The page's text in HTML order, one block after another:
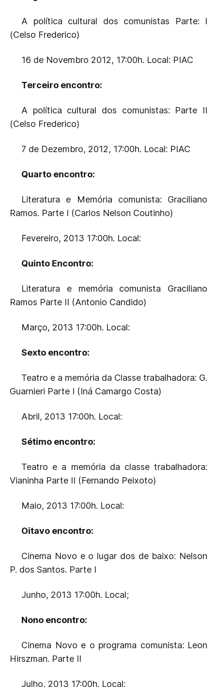
A política cultural dos comunistas Parte: I
(Celso Frederico)
16 de Novembro 2012, 17:00h. Local: PIAC
Terceiro encontro:
A política cultural dos comunistas: Parte II
(Celso Frederico)
7 de Dezembro, 2012, 17:00h. Local: PIAC
Quarto encontro:
Literatura e Memória comunista: Graciliano
Ramos. Parte I (Carlos Nelson Coutinho)
Fevereiro, 2013 17:00h. Local:
Quinto Encontro:
Literatura e memória comunista Graciliano
Ramos Parte II (Antonio Candido)
Março, 2013 17:00h. Local:
Sexto encontro:
Teatro e a memória da Classe trabalhadora: G.
Guarnieri Parte I (Iná Camargo Costa)
Abril, 2013 17:00h. Local:
Sétimo encontro:
Teatro e a memória da classe trabalhadora:
Vianinha Parte II (Fernando Peixoto)
Maio, 2013 17:00h. Local:
Oitavo encontro:
Cinema Novo e o lugar dos de baixo: Nelson
P. dos Santos. Parte I
Junho, 2013 17:00h. Local;
Nono encontro:
Cinema Novo e o programa comunista: Leon
Hirszman. Parte II
Julho, 2013 17:00h. Local: